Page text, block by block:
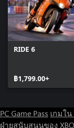
RIDE 6
฿1,799.00+
PC Game Pass เกมใน
ฝ่ายสนับสนุนของ